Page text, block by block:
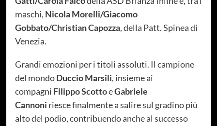
maschi, Nicola Morelli/Giacomo
Gobbato/Christian Capozza, della Patt. Spinea di
Venezia.
Grandi emozioni per i titoli assoluti. Il campione
del mondoDuccio Marsili, insieme ai
compagni Filippo ScottoeGabriele
Cannoni riesce finalmente a salire sul gradino più
alto del podio, contribuendo anche al successo